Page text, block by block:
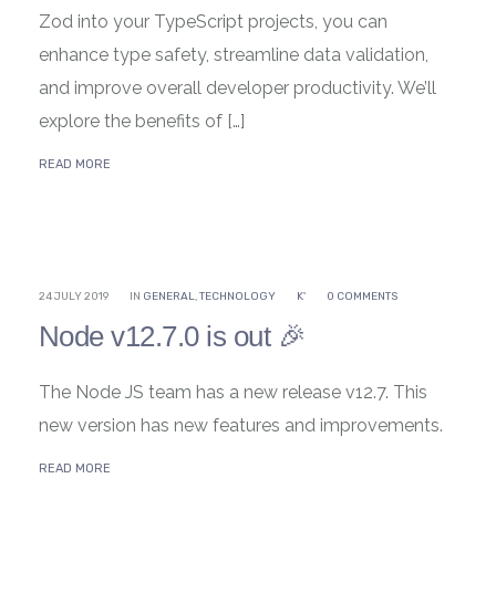
Zod into your TypeScript projects, you can
enhance type safety, streamline data validation,
and improve overall developer productivity. We’ll
explore the benefits of […]
READ MORE
24 JULY 2019 IN GENERAL,TECHNOLOGY K' 0 COMMENTS
Node v12.7.0 is out 🎉
The Node JS team has a new release v12.7. This
new version has new features and improvements.
READ MORE